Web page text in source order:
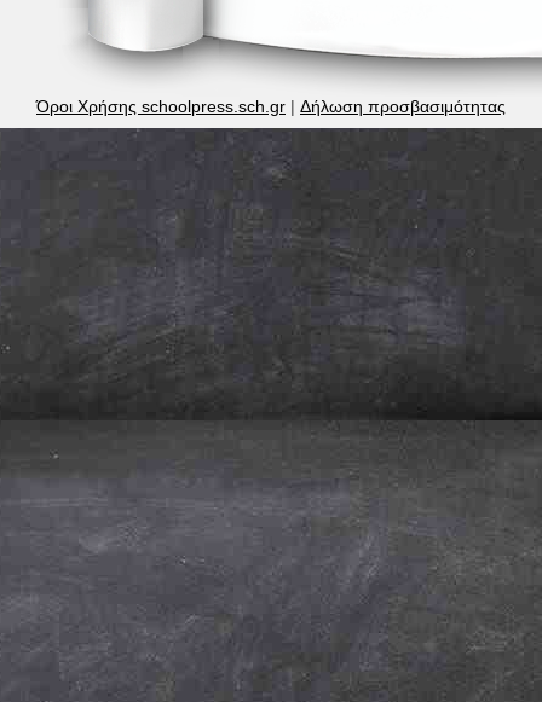
Όροι Χρήσης schoolpress.sch.gr | Δήλωση προσβασιμότητας